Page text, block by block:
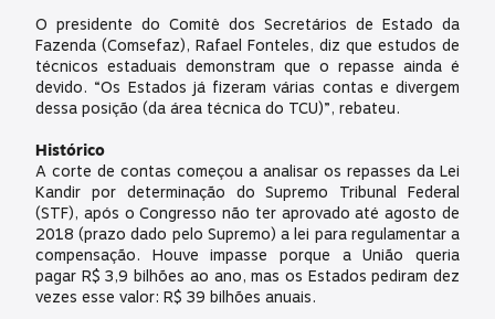
O presidente do Comitê dos Secretários de Estado da
Fazenda (Comsefaz), Rafael Fonteles, diz que estudos de
técnicos estaduais demonstram que o repasse ainda é
devido. “Os Estados já fizeram várias contas e divergem
dessa posição (da área técnica do TCU)”, rebateu.
Histórico
A corte de contas começou a analisar os repasses da Lei
Kandir por determinação do Supremo Tribunal Federal
(STF), após o Congresso não ter aprovado até agosto de
2018 (prazo dado pelo Supremo) a lei para regulamentar a
compensação. Houve impasse porque a União queria
pagar R$ 3,9 bilhões ao ano, mas os Estados pediram dez
vezes esse valor: R$ 39 bilhões anuais.